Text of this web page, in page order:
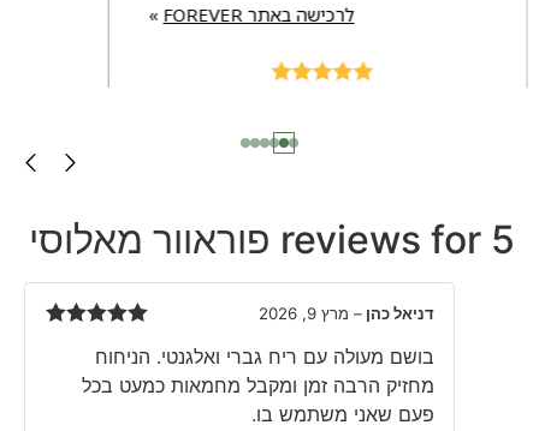
לרכישה באתר FOREVER
5 reviews for פוראוור מאלוסי
of 5
דניאל כהן – מרץ 9, 2026
בושם מעולה עם ריח גברי ואלגנטי. הניחוח
מחזיק הרבה זמן ומקבל מחמאות כמעט בכל
פעם שאני משתמש בו.